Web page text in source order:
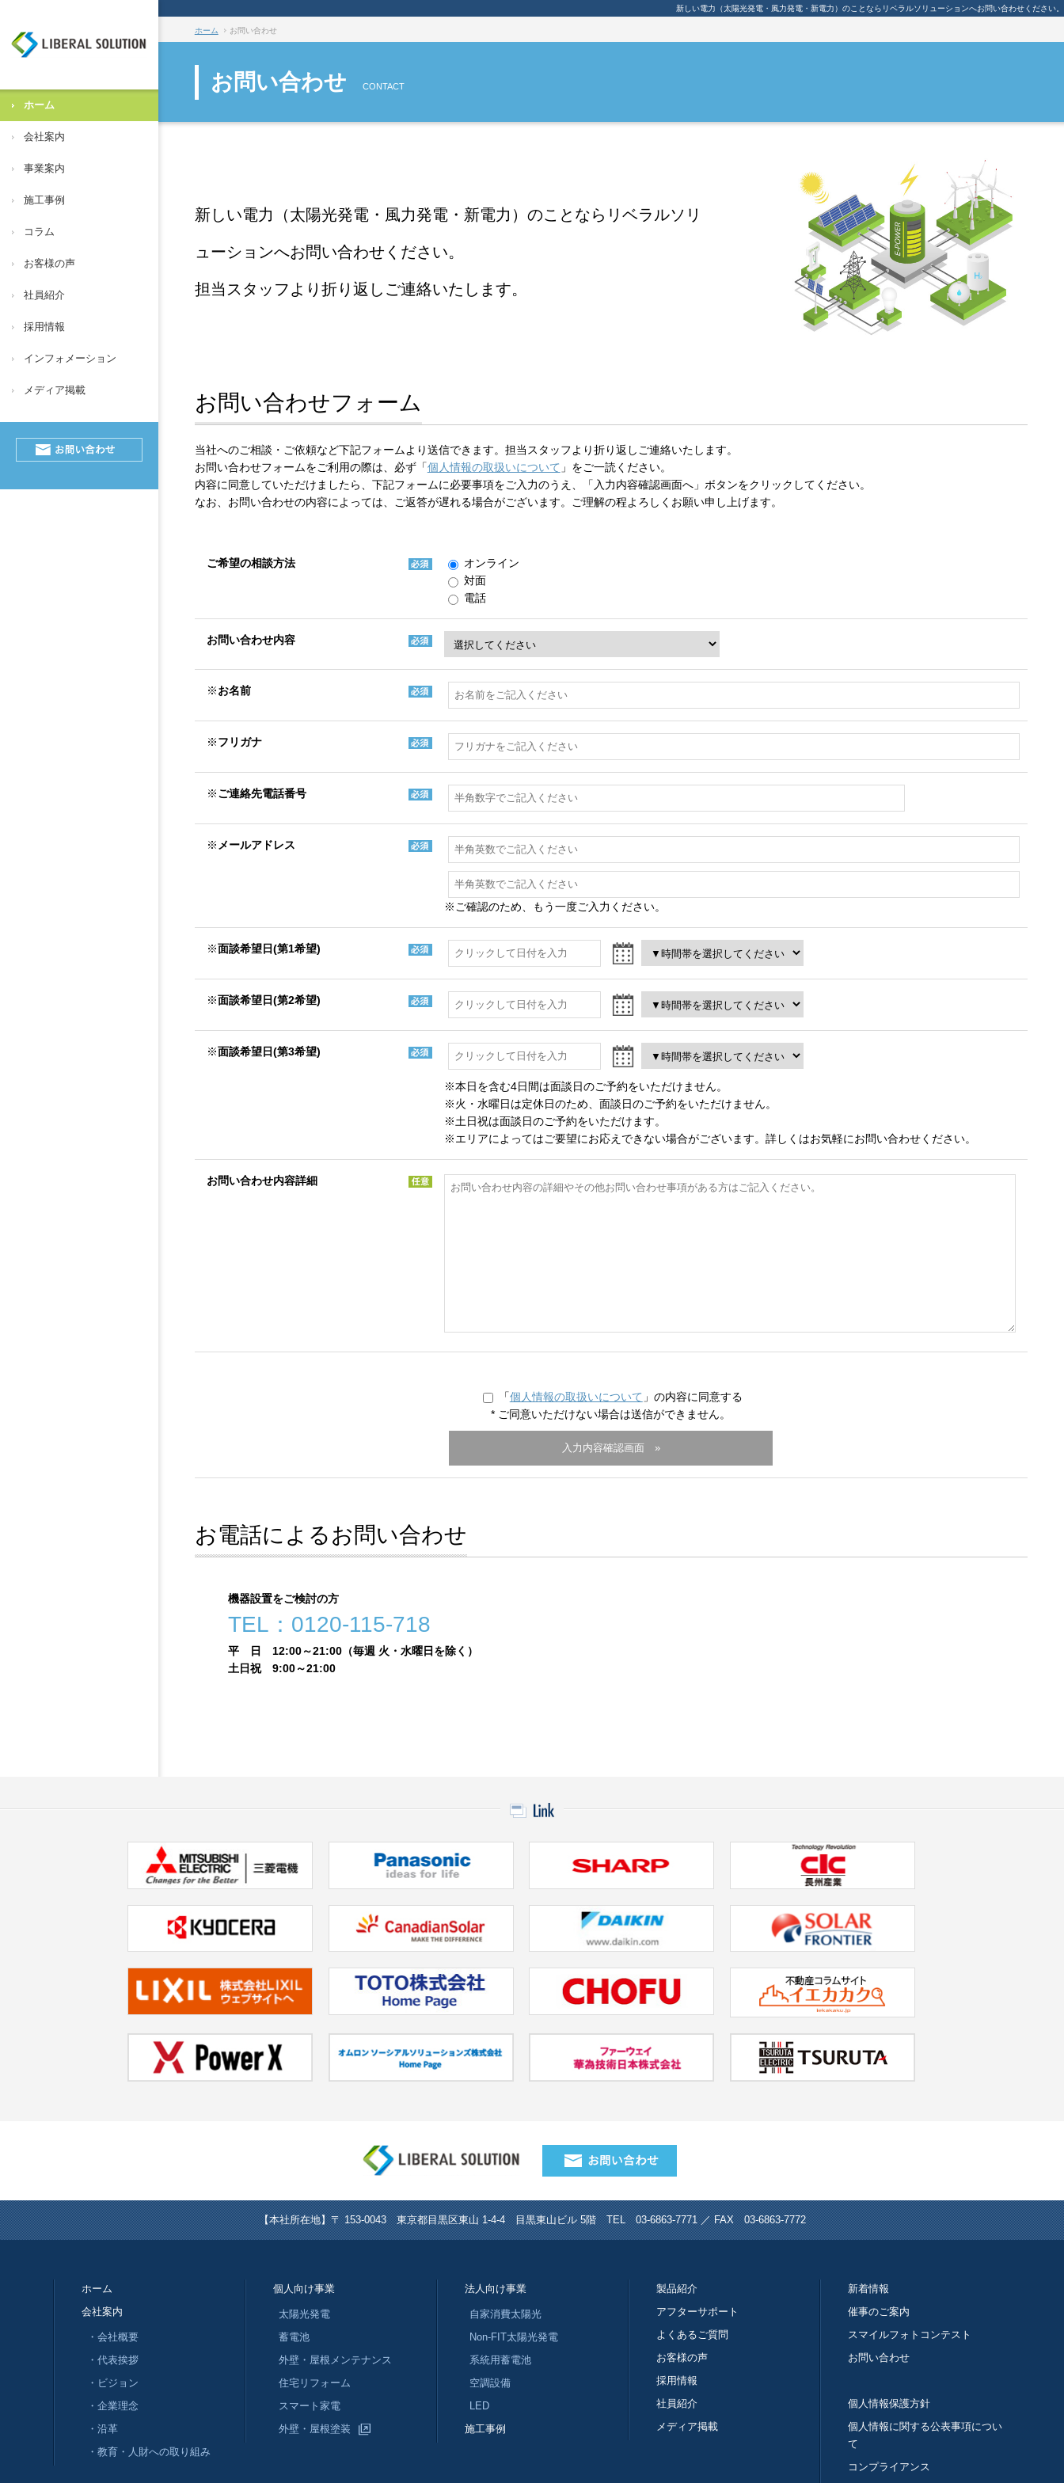
ホーム
会社案内
事業案内
施工事例
コラム
お客様の声
社員紹介
採用情報
インフォメーション
メディア掲載
新しい電力（太陽光発電・風力発電・新電力）のことならリベラルソリューションへお問い合わせください。
ホーム お問い合わせ
お問い合わせ CONTACT
新しい電力（太陽光発電・風力発電・新電力）のことならリベラルソリ
ューションへお問い合わせください。
担当スタッフより折り返しご連絡いたします。
お問い合わせフォーム
当社へのご相談・ご依頼など下記フォームより送信できます。担当スタッフより折り返しご連絡いたします。
お問い合わせフォームをご利用の際は、必ず「個人情報の取扱いについて 」をご一読ください。
内容に同意していただけましたら、下記フォームに必要事項をご入力のうえ、「入力内容確認画面へ」ボタンをクリックしてください。
なお、お問い合わせの内容によっては、ご返答が遅れる場合がございます。ご理解の程よろしくお願い申し上げます。
ご希望の相談方法
オンライン
対面
電話
お問い合わせ内容
※お名前
※フリガナ
※ご連絡先電話番号
※ メールアドレス
※ご確認のため、もう一度ご入力ください。
※面談希望日(第1希望)
※面談希望日(第2希望)
※面談希望日(第3希望)
※本日を含む4日間は面談日のご予約をいただけません。
※火・水曜日は定休日のため、面談日のご予約をいただけません。
※土日祝は面談日のご予約をいただけます。
※エリアによってはご要望にお応えできない場合がございます。詳しくはお気軽にお問い合わせください。
お問い合わせ内容詳細
「個人情報の取扱いについて 」の内容に同意する
* ご同意いただけない場合は送信ができません。
お電話によるお問い合わせ
機器設置をご検討の方
TEL：0120-115-718
平 日 12:00～21:00（毎週 火・水曜日を除く）
土日祝 9:00～21:00
【本社所在地】〒 153-0043 東京都目黒区東山 1‐4‐4 目黒東山ビル 5階 TEL 03-6863‐7771 ／ FAX 03-6863‐7772
ホーム
会社案内
・会社概要
・代表挨拶
・ビジョン
・企業理念
・沿革
・教育・人財への取り組み
個人向け事業
太陽光発電
蓄電池
外壁・屋根メンテナンス
住宅リフォーム
スマート家電
外壁・屋根塗装
法人向け事業
自家消費太陽光
Non-FIT太陽光発電
系統用蓄電池
空調設備
LED
施工事例
製品紹介
アフターサポート
よくあるご質問
お客様の声
採用情報
社員紹介
メディア掲載
新着情報
催事のご案内
スマイルフォトコンテスト
お問い合わせ
個人情報保護方針
個人情報に関する公表事項につい
て
コンプライアンス